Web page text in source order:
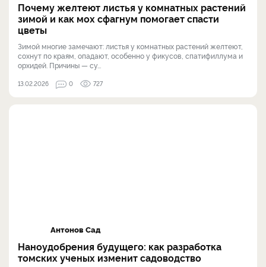
Почему желтеют листья у комнатных растений
зимой и как мох сфагнум помогает спасти
цветы
Зимой многие замечают: листья у комнатных растений желтеют,
сохнут по краям, опадают, особенно у фикусов, спатифиллума и
орхидей. Причины — су...
13.02.2026 0 727
Антонов Сад
Наноудобрения будущего: как разработка
томских ученых изменит садоводство